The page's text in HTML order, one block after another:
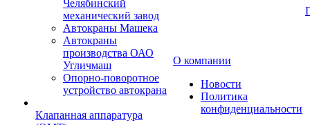
Челябинский
механический завод
Автокраны Машека
Автокраны
производства ОАО
Угличмаш
Опорно-поворотное
устройство автокрана
Клапанная аппаратура
О компании
Новости
Политика
конфиденциальности